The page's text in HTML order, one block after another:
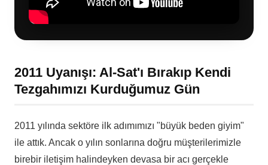
2011 Uyanışı: Al-Sat'ı Bırakıp Kendi
Tezgahımızı Kurduğumuz Gün
2011 yılında sektöre ilk adımımızı "büyük beden giyim"
ile attık. Ancak o yılın sonlarına doğru müşterilerimizle
birebir iletişim halindeyken devasa bir acı gerçekle